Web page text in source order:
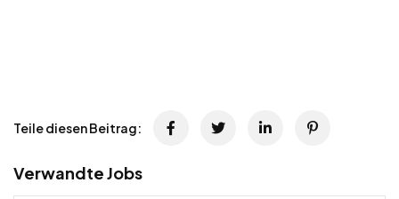
Teile diesen Beitrag:
Verwandte Jobs